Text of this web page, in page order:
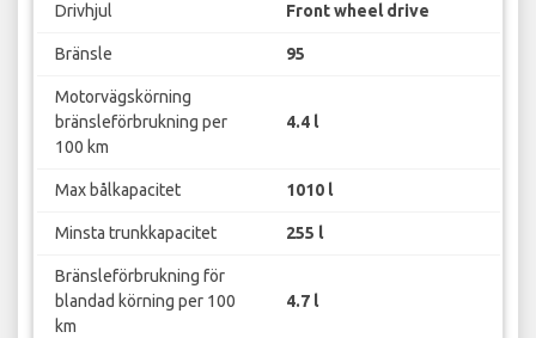
Drivhjul Front wheel drive
Bränsle 95
Motorvägskörning
bränsleförbrukning per
100 km
4.4 l
Max bålkapacitet 1010 l
Minsta trunkkapacitet 255 l
Bränsleförbrukning för
blandad körning per 100
km
4.7 l